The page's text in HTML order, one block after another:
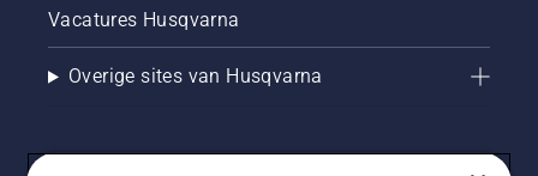
Gewicht en ergonomie
gereedschappen voor het trimmen van heggen
Vacatures Husqvarna
Overige sites van Husqvarna